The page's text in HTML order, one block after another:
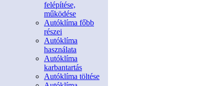
felépítése,
működése
Autóklíma főbb
részei
Autóklíma
használata
Autóklíma
karbantartás
Autóklíma töltése